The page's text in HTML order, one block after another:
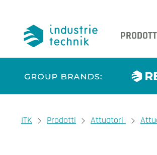
You are here:
ITK Prodotti Attuatori